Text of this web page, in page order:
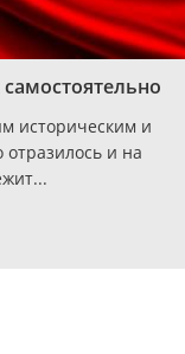
историческим и
и на